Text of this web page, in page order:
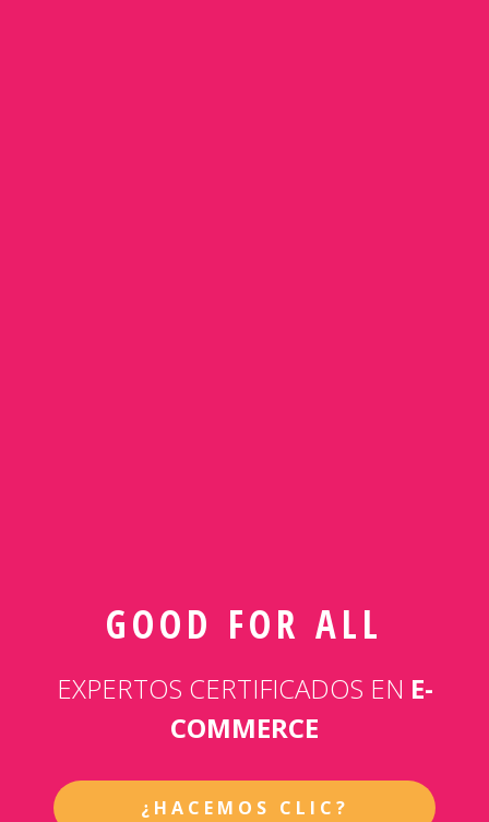
GOOD FOR ALL
EXPERTOS CERTIFICADOS EN E-
COMMERCE
¿HACEMOS CLIC?